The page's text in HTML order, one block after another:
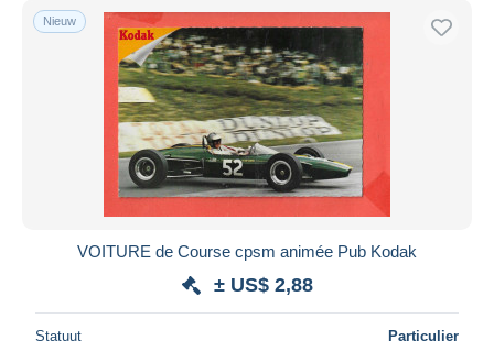
Nieuw
VOITURE de Course cpsm animée Pub Kodak
± US$ 2,88
Statuut Particulier